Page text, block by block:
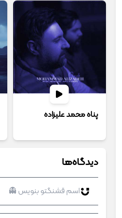
پناه محمد علیزاده
دیدگاه‌ها